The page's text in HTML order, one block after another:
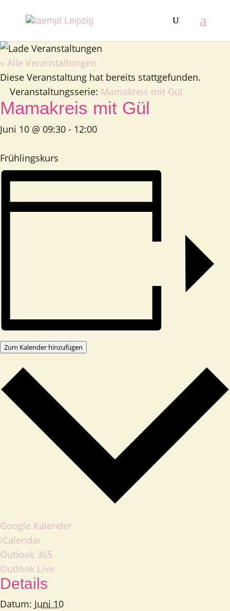
« Alle Veranstaltungen
Diese Veranstaltung hat bereits stattgefunden.
Veranstaltungsserie: Mamakreis mit Gül
Mamakreis mit Gül
Juni 10 @ 09:30 - 12:00
Frühlingskurs
Zum Kalender hinzufügen
Google Kalender
iCalendar
Outlook 365
Outlook Live
Details
Datum: Juni 10